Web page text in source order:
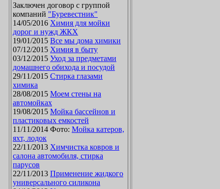
Заключен договор с группой
компаний "Буревестник"
14/05/2016 Химия для мойки
дорог и нужд ЖКХ
19/01/2015
Все мы дома химики
07/12/2015 Химия в быту
03/12/2015 Уход за предметами
домашнего обихода и посудой
29/11/2015 Стирка глазами
химика
28/08/2015 Моем стены на
автомойках
19/08/2015 Мойка бассейнов и
пластиковых емкостей
11/11/2014 Фото: Мойка катеров,
яхт, лодок
22/11/2013 Химчистка ковров и
салона автомобиля, стирка
парусов
22/11/2013 Применение жидкого
универсального силикона